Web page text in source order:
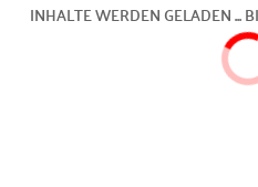
INHALTE WERDEN GELADEN ...